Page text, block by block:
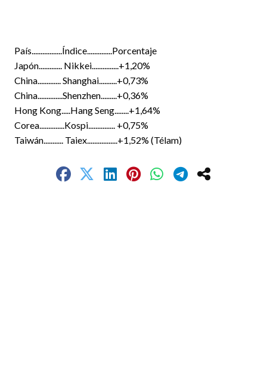
País.................Índice..............Porcentaje
Japón............. Nikkei...............+1,20%
China............. Shanghai..........+0,73%
China..............Shenzhen.........+0,36%
Hong Kong.....Hang Seng........+1,64%
Corea..............Kospi............... +0,75%
Taiwán........... Taiex.................+1,52% (Télam)